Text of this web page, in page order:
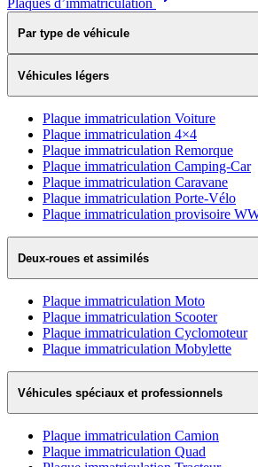
Plaques d’immatriculation
Par type de véhicule
Véhicules légers
Plaque immatriculation Voiture
Plaque immatriculation 4×4
Plaque immatriculation Remorque
Plaque immatriculation Camping-Car
Plaque immatriculation Caravane
Plaque immatriculation Porte-Vélo
Plaque immatriculation provisoire
Deux-roues et assimilés
Plaque immatriculation Moto
Plaque immatriculation Scooter
Plaque immatriculation Cyclomoteur
Plaque immatriculation Mobylette
Véhicules spéciaux et professionnels
Plaque immatriculation Camion
Plaque immatriculation Quad